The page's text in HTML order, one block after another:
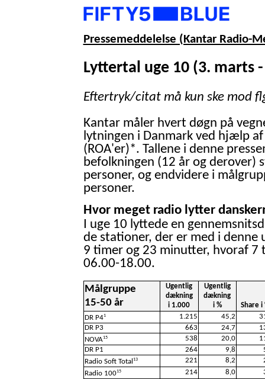
Pressemeddelelse (Kantar Radio-
Lyttertal uge 10 (3. marts
Eftertryk/citat må kun ske mod
Kantar måler hvert døgn på
lytningen i Danmark ved hjælp
(ROA'er)*. Tallene i denne
befolkningen (12 år og derover)
personer, og endvidere i
personer.
Hvor meget radio lytter
I uge 10 lyttede en
de stationer, der er med i denne
9 timer og 23 minutter, hvoraf
06.00-18.00.
Målgruppe
15-50 år
Ugentlig
dækning
i 1.000
Ugentlig
dækning
i %
Share i
DR P41 1.215 45,2
DR P3
663 24,7
NOVA15 538 20,0
DR P1
264 9,8
Radio Soft Total 13 221 8,2
Radio 10015 214 8,0